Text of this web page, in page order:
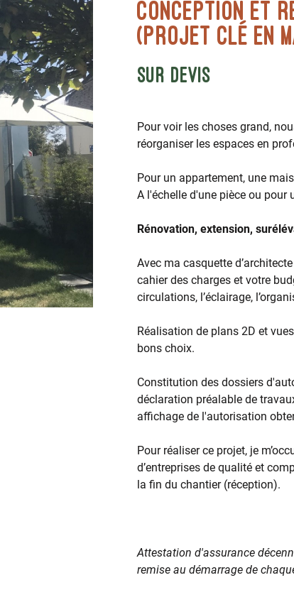
CONCEPTION ET R
(projet clé en
sur devis
Pour voir les choses grand,
réorganiser les espaces en
Pour un appartement, une
A l'échelle d'une pièce ou pour
Rénovation, extension,
Avec ma casquette
cahier des charges et votre
circulations, l’éclairage,
Réalisation de plans 2D et
bons choix.
Constitution des dossiers
déclaration préalable de
affichage de l'autorisation
Pour réaliser ce projet, je
d’entreprises de qualité et
la fin du chantier (réception).
Attestation d'assurance
remise au démarrage de